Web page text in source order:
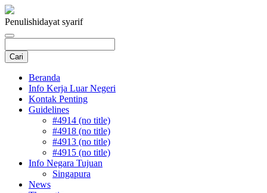
Penulishidayat syarif
Beranda
Info Kerja Luar Negeri
Kontak Penting
Guidelines
#4914 (no title)
#4918 (no title)
#4913 (no title)
#4915 (no title)
Info Negara Tujuan
Singapura
News